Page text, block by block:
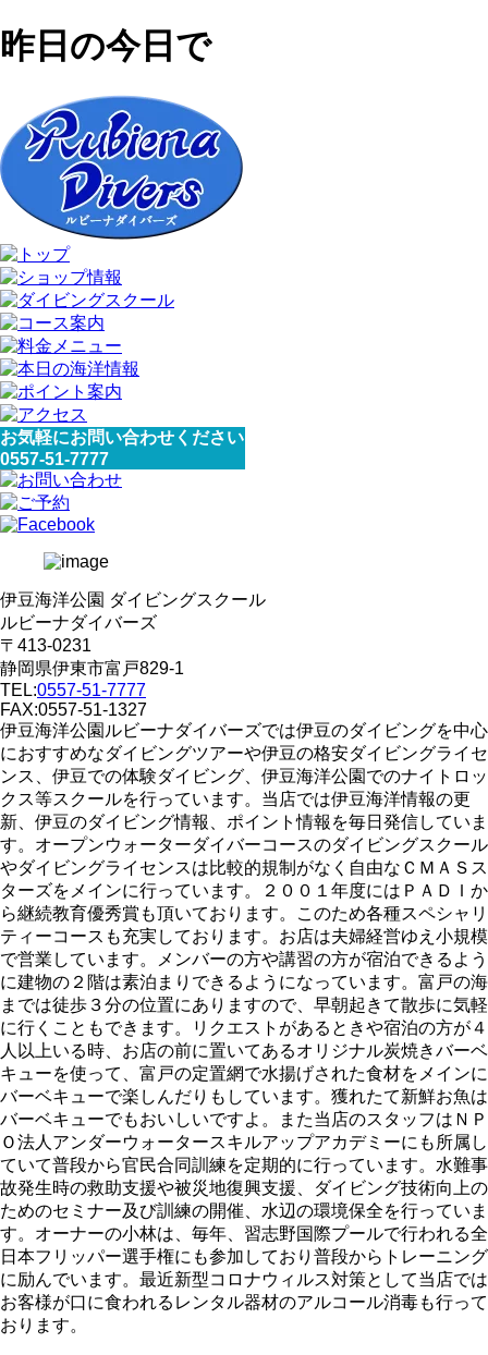
昨日の今日で
お気軽にお問い合わせください
0557-51-7777
伊豆海洋公園 ダイビングスクール
ルビーナダイバーズ
〒413-0231
静岡県伊東市富戸829-1
TEL:0557-51-7777
FAX:0557-51-1327
伊豆海洋公園ルビーナダイバーズでは伊豆のダイビングを中心
におすすめなダイビングツアーや伊豆の格安ダイビングライセ
ンス、伊豆での体験ダイビング、伊豆海洋公園でのナイトロッ
クス等スクールを行っています。当店では伊豆海洋情報の更
新、伊豆のダイビング情報、ポイント情報を毎日発信していま
す。オープンウォーターダイバーコースのダイビングスクール
やダイビングライセンスは比較的規制がなく自由なＣＭＡＳス
ターズをメインに行っています。２００１年度にはＰＡＤＩか
ら継続教育優秀賞も頂いております。このため各種スペシャリ
ティーコースも充実しております。お店は夫婦経営ゆえ小規模
で営業しています。メンバーの方や講習の方が宿泊できるよう
に建物の２階は素泊まりできるようになっています。富戸の海
までは徒歩３分の位置にありますので、早朝起きて散歩に気軽
に行くこともできます。リクエストがあるときや宿泊の方が４
人以上いる時、お店の前に置いてあるオリジナル炭焼きバーベ
キューを使って、富戸の定置網で水揚げされた食材をメインに
バーベキューで楽しんだりもしています。獲れたて新鮮お魚は
バーベキューでもおいしいですよ。また当店のスタッフはＮＰ
Ｏ法人アンダーウォータースキルアップアカデミーにも所属し
ていて普段から官民合同訓練を定期的に行っています。水難事
故発生時の救助支援や被災地復興支援、ダイビング技術向上の
ためのセミナー及び訓練の開催、水辺の環境保全を行っていま
す。オーナーの小林は、毎年、習志野国際プールで行われる全
日本フリッパー選手権にも参加しており普段からトレーニング
に励んでいます。最近新型コロナウィルス対策として当店では
お客様が口に食われるレンタル器材のアルコール消毒も行って
おります。